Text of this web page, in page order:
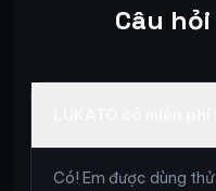
Câu
Có! Em được dùng